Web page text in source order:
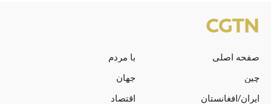
صفحه اصلی
با مردم
چین
جهان
ایران/افغانستان
اقتصاد